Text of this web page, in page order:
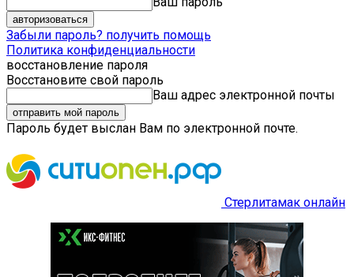
Забыли пароль? получить помощь
Политика конфиденциальности
восстановление пароля
Восстановите свой пароль
Ваш адрес электронной почты
Пароль будет выслан Вам по электронной почте.
Стерлитамак онлайн